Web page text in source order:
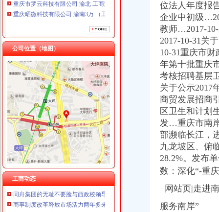
重庆晒微科技有限公司 渝南3万 （工商注册）
重庆欧氏科技发展有限公司 渝九50万 （进出口权）
重庆集氏科技有限公司 渝沙50万 （进出口权）
上海蓝天房屋装饰工程有限公司重庆分公司 渝北 （工商注册）
重庆华康假肢矫形有限公司 渝中120万 （增资）
公司位置（地图）
工商动态
渝中区公司注销流程
知识产权一站式服务厂家_知识产权一站式服务公司-阿里巴巴公司黄页
区城乡建委“三字经”深化“放管服”-重庆市南岸区人民
重庆代办公司_代理公司注册_工商登记_分公司_个体工商_代账报税_
重庆招聘工商外勤人员_重庆慢牛众创企业服务有限公司招聘-汇博网
分析职务罪案例吸取人生惨痛教训-重庆市开州区国土资源和房屋管
重庆市计算机招聘-107个职位|Jooble
【品牌经理招聘】重庆诺玛时裳商贸有限公司新招聘信息-聘网
同舟集团的无耻不要脸与西政校领导的冷漠不作为_重庆_天涯论坛_天
商事制度改革释放市场活力两年多来重庆新设立市场主体77.71万户
《建造师注册流程》_优秀范文十篇
位法人年度报
企业中初级
教师…2017-
2017-10-31关
10-31重庆市
年第十批重庆
考核招聘基层
关于公示2017
商贸发展招商
区卫生和计划
发…重庆市南
部濒临长江，
九龙坡区、俯
28.2%。 发布
数： 深化“-重
网站页|走进
服务南岸”